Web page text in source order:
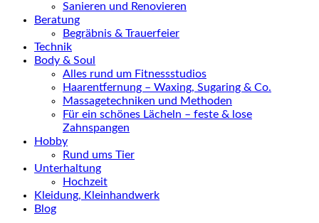
Sanieren und Renovieren
Beratung
Begräbnis & Trauerfeier
Technik
Body & Soul
Alles rund um Fitnessstudios
Haarentfernung – Waxing, Sugaring & Co.
Massagetechniken und Methoden
Für ein schönes Lächeln – feste & lose
Zahnspangen
Hobby
Rund ums Tier
Unterhaltung
Hochzeit
Kleidung, Kleinhandwerk
Blog